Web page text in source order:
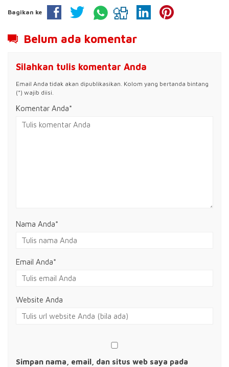
Bagikan ke
Belum ada komentar
Silahkan tulis komentar Anda
Email Anda tidak akan dipublikasikan. Kolom yang bertanda bintang
(*) wajib diisi.
Komentar Anda*
Nama Anda*
Email Anda*
Website Anda
Simpan nama, email, dan situs web saya pada